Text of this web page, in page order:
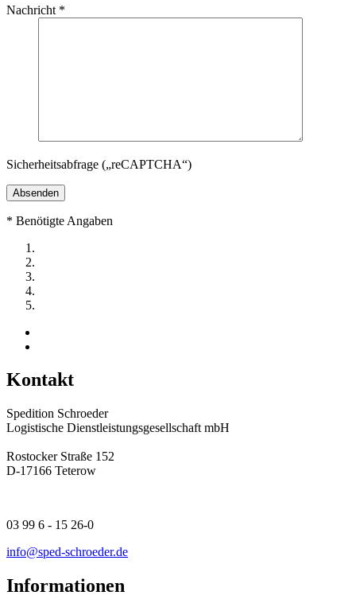
Nachricht *
Sicherheitsabfrage („reCAPTCHA“)
* Benötigte Angaben
Kontakt
Spedition Schroeder
Logistische Dienstleistungsgesellschaft mbH
Rostocker Straße 152
D-17166 Teterow
03 99 6 - 15 26-0
info@sped-schroeder.de
Informationen